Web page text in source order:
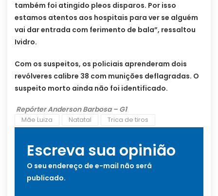
também foi atingido pleos disparos. Por isso
estamos atentos aos hospitais para ver se alguém
vai dar entrada com ferimento de bala”, ressaltou
Ividro.
Com os suspeitos, os policiais aprenderam dois
revólveres calibre 38 com munições deflagradas. O
suspeito morto ainda não foi identificado.
Repórter Anderson Barbosa – G1
Mãe Luiza Natatal Trica de tiros
Escreva sua opinião
O seu endereço de e-mail não será
publicado.